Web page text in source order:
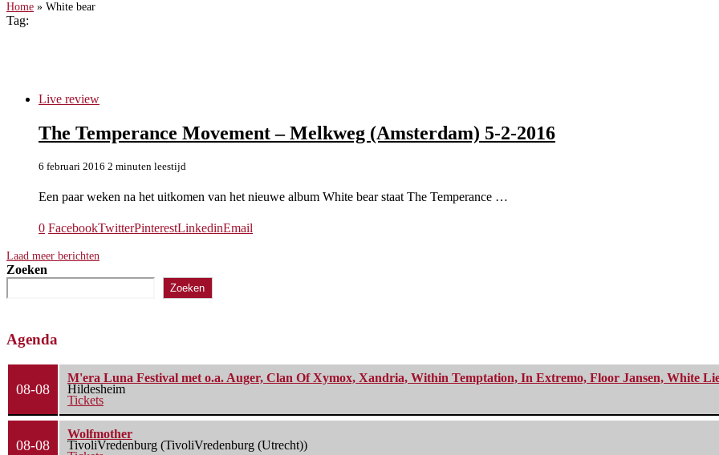
Home » White bear
Tag:
Live review
The Temperance Movement – Melkweg (Amsterdam) 5-2-2016
6 februari 2016 2 minuten leestijd
Een paar weken na het uitkomen van het nieuwe album White bear staat The Temperance …
0 FacebookTwitterPinterestLinkedinEmail
Laad meer berichten
Zoeken
Zoeken
Agenda
08-08
M'era Luna Festival met o.a. Auger, Clan Of Xymox, Xandria, Within Temptation, In Extremo, Floor Jansen, White
Hildesheim
Tickets
08-08
Wolfmother
TivoliVredenburg (TivoliVredenburg (Utrecht))